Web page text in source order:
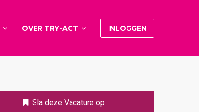
OVER TRY-ACT INLOGGEN
Sla deze Vacature op